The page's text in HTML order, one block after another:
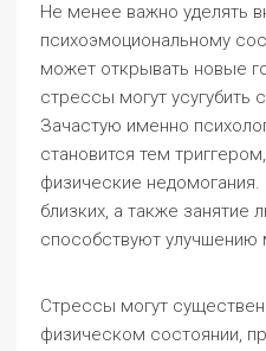
Не менее важно уделять
психоэмоциональному
может открывать новые
стрессы могут усугубить
Зачастую именно
становится тем
физические
близких, а также
способствуют улучшению
Стрессы могут
физическом состоянии,